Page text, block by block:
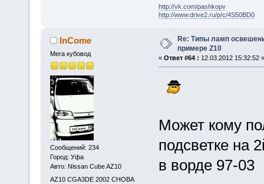
http://vk.com/pashkopv
http://www.drive2.ru/p/c/4S50BD0
InCome
Мега кубовод
Сообщений: 234
Город: Уфа
Авто: Nissan Cube AZ10
AZ10 CGA3DE 2002 СНОВА
Re: Типы ламп
примере Z10
« Ответ #64 : 12.03.2012 15:32:52 »
Может кому
подсветке на
в ворде 97-03